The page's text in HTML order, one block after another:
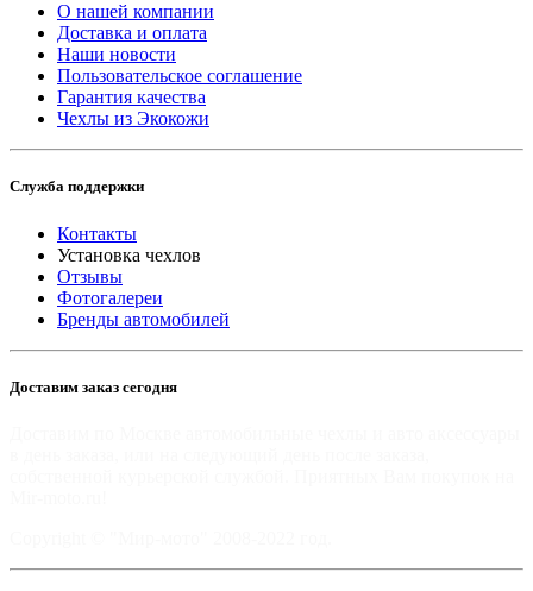
О нашей компании
Доставка и оплата
Наши новости
Пользовательское соглашение
Гарантия качества
Чехлы из Экокожи
Служба поддержки
Контакты
Установка чехлов
Отзывы
Фотогалереи
Бренды автомобилей
Доставим заказ сегодня